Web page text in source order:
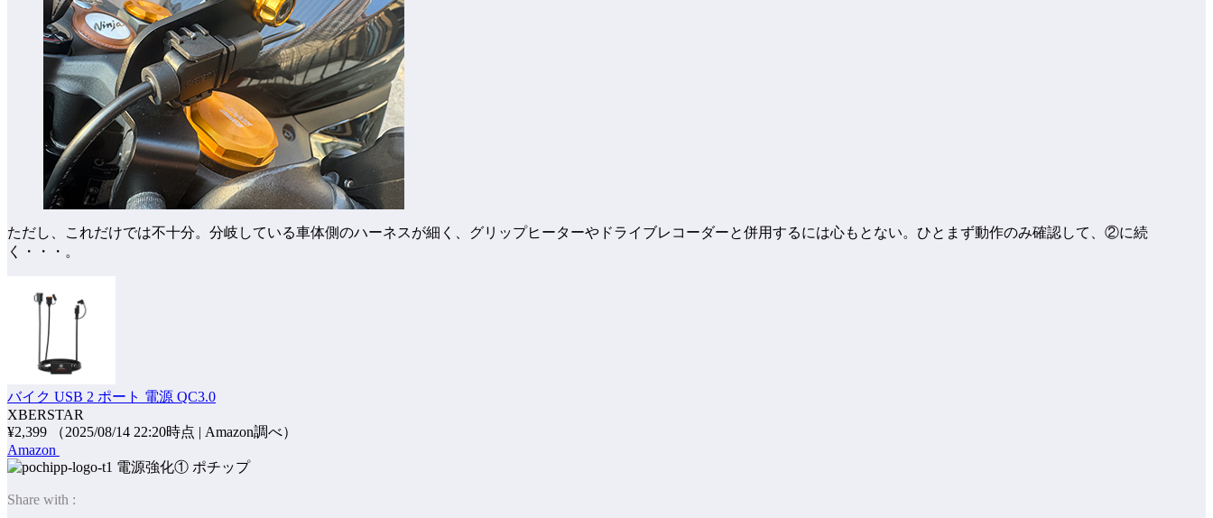
ただし、これだけでは不十分。分岐している車体側のハーネスが細く、グリップヒーターやドライブレコーダーと併用するには心もとない。ひとまず動作のみ確認して、②に続
く・・・。
バイク USB 2 ポート 電源 QC3.0
XBERSTAR
¥2,399
（2025/08/14 22:20時点 | Amazon調べ）
Amazon
ポチップ
Share with :